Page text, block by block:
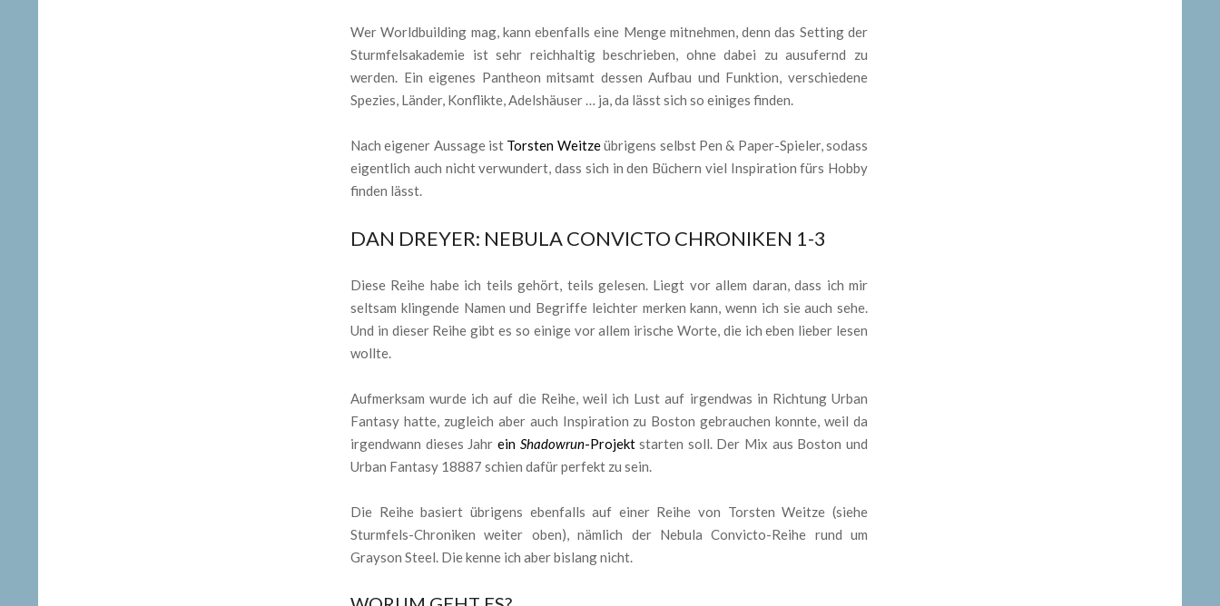
Wer Worldbuilding mag, kann ebenfalls eine Menge mitnehmen, denn das Setting der
Sturmfelsakademie ist sehr reichhaltig beschrieben, ohne dabei zu ausufernd zu
werden. Ein eigenes Pantheon mitsamt dessen Aufbau und Funktion, verschiedene
Spezies, Länder, Konflikte, Adelshäuser … ja, da lässt sich so einiges finden.
Nach eigener Aussage ist Torsten Weitzeübrigens selbst Pen & Paper-Spieler, sodass
eigentlich auch nicht verwundert, dass sich in den Büchern viel Inspiration fürs Hobby
finden lässt.
DAN DREYER: NEBULA CONVICTO CHRONIKEN 1-3
Diese Reihe habe ich teils gehört, teils gelesen. Liegt vor allem daran, dass ich mir
seltsam klingende Namen und Begriffe leichter merken kann, wenn ich sie auch sehe.
Und in dieser Reihe gibt es so einige vor allem irische Worte, die ich eben lieber lesen
wollte.
Aufmerksam wurde ich auf die Reihe, weil ich Lust auf irgendwas in Richtung Urban
Fantasy hatte, zugleich aber auch Inspiration zu Boston gebrauchen konnte, weil da
irgendwann dieses Jahr ein Shadowrun-Projektstarten soll. Der Mix aus Boston und
Urban Fantasy 18887 schien dafür perfekt zu sein.
Die Reihe basiert übrigens ebenfalls auf einer Reihe von Torsten Weitze (siehe
Sturmfels-Chroniken weiter oben), nämlich der Nebula Convicto-Reihe rund um
Grayson Steel. Die kenne ich aber bislang nicht.